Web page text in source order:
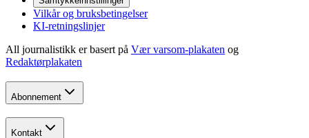
Vilkår og bruksbetingelser
KI-retningslinjer
All journalistikk er basert på Vær varsom-plakaten og
Redaktørplakaten
Abonnement
Kontakt